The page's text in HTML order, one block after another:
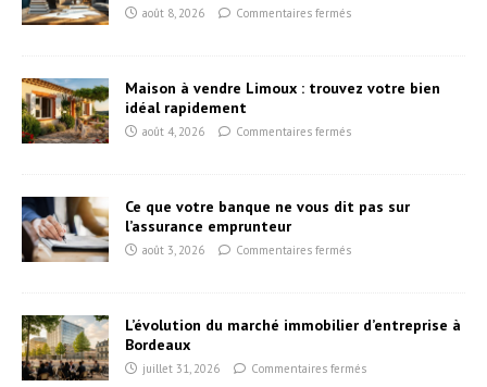
août 8, 2026 Commentaires fermés
Maison à vendre Limoux : trouvez votre bien
idéal rapidement
août 4, 2026 Commentaires fermés
Ce que votre banque ne vous dit pas sur
l’assurance emprunteur
août 3, 2026 Commentaires fermés
L’évolution du marché immobilier d’entreprise à
Bordeaux
juillet 31, 2026 Commentaires fermés